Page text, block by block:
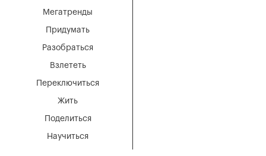
Мегатренды
Придумать
Разобраться
Взлететь
Переключиться
Жить
Поделиться
Научиться